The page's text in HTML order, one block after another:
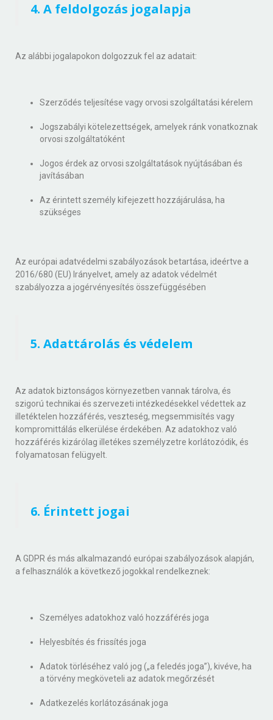
4. A feldolgozás jogalapja
Az alábbi jogalapokon dolgozzuk fel az adatait:
Szerződés teljesítése vagy orvosi szolgáltatási kérelem
Jogszabályi kötelezettségek, amelyek ránk vonatkoznak
orvosi szolgáltatóként
Jogos érdek az orvosi szolgáltatások nyújtásában és
javításában
Az érintett személy kifejezett hozzájárulása, ha
szükséges
Az európai adatvédelmi szabályozások betartása, ideértve a
2016/680 (EU) Irányelvet, amely az adatok védelmét
szabályozza a jogérvényesítés összefüggésében
5. Adattárolás és védelem
Az adatok biztonságos környezetben vannak tárolva, és
szigorú technikai és szervezeti intézkedésekkel védettek az
illetéktelen hozzáférés, veszteség, megsemmisítés vagy
kompromittálás elkerülése érdekében. Az adatokhoz való
hozzáférés kizárólag illetékes személyzetre korlátozódik, és
folyamatosan felügyelt.
6. Érintett jogai
A GDPR és más alkalmazandó európai szabályozások alapján,
a felhasználók a következő jogokkal rendelkeznek:
Személyes adatokhoz való hozzáférés joga
Helyesbítés és frissítés joga
Adatok törléséhez való jog („a feledés joga”), kivéve, ha
a törvény megköveteli az adatok megőrzését
Adatkezelés korlátozásának joga